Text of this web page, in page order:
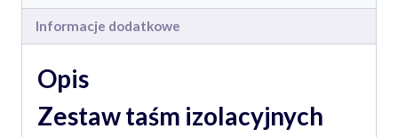
Informacje dodatkowe
Opis
Zestaw taśm izolacyjnych